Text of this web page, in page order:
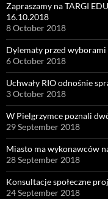
Zapraszamy na TARGI
16.10.2018
8 October 2018
Dylematy przed wyborami
6 October 2018
Uchwały RIO odnośnie
3 October 2018
W Pielgrzymce poznali
29 September 2018
Miasto ma wykonawców
28 September 2018
Konsultacje społeczne
24 September 2018